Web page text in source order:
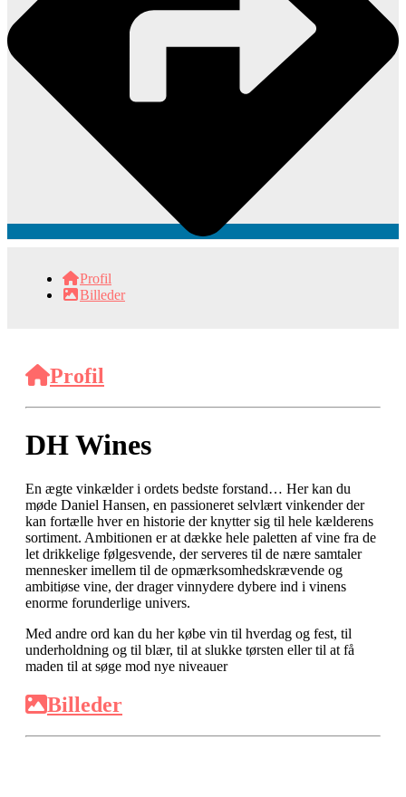
Profil
Billeder
Profil
DH Wines
En ægte vinkælder i ordets bedste forstand… Her kan du
møde Daniel Hansen, en passioneret selvlært vinkender der
kan fortælle hver en historie der knytter sig til hele kælderens
sortiment. Ambitionen er at dække hele paletten af vine fra de
let drikkelige følgesvende, der serveres til de nære samtaler
mennesker imellem til de opmærksomhedskrævende og
ambitiøse vine, der drager vinnydere dybere ind i vinens
enorme forunderlige univers.
Med andre ord kan du her købe vin til hverdag og fest, til
underholdning og til blær, til at slukke tørsten eller til at få
maden til at søge mod nye niveauer
Billeder